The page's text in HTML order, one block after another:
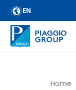
Salta
al
contenuto
principale
EN
Home
FAQ
Email Alert